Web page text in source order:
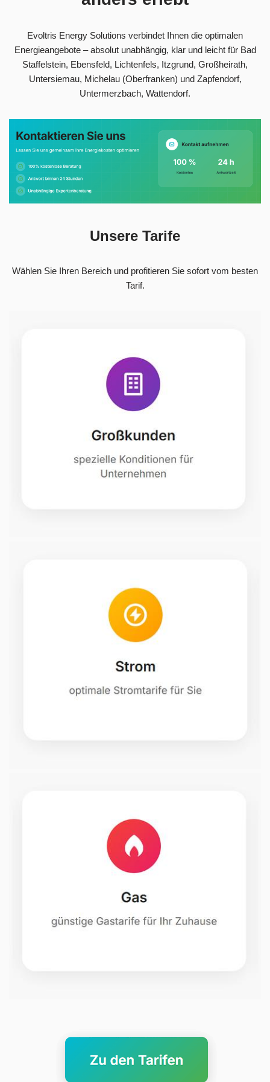
Evoltris Energy Solutions verbindet Ihnen die optimalen
Energieangebote – absolut unabhängig, klar und leicht für Bad
Staffelstein, Ebensfeld, Lichtenfels, Itzgrund, Großheirath,
Untersiemau, Michelau (Oberfranken) und Zapfendorf,
Untermerzbach, Wattendorf.
Unsere Tarife
Wählen Sie Ihren Bereich und profitieren Sie sofort vom besten
Tarif.